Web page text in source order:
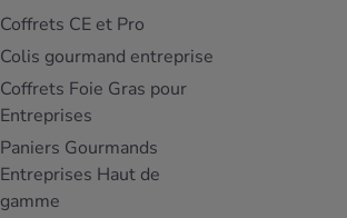
Coffrets CE et Pro
Colis gourmand entreprise
Coffrets Foie Gras pour
Entreprises
Paniers Gourmands
Entreprises Haut de
gamme